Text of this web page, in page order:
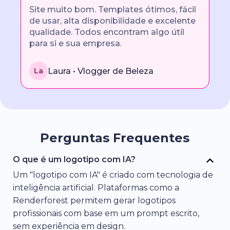
Site muito bom. Templates ótimos, fácil
de usar, alta disponibilidade e excelente
qualidade. Todos encontram algo útil
para si e sua empresa.
La Laura • Vlogger de Beleza
Perguntas Frequentes
O que é um logotipo com IA?
Um "logotipo com IA" é criado com tecnologia de
inteligência artificial. Plataformas como a
Renderforest permitem gerar logotipos
profissionais com base em um prompt escrito,
sem experiência em design.